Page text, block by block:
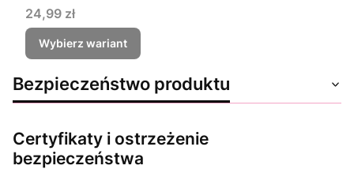
Cena
24,99 zł
Wybierz wariant
Bezpieczeństwo produktu
Certyfikaty i ostrzeżenie
bezpieczeństwa